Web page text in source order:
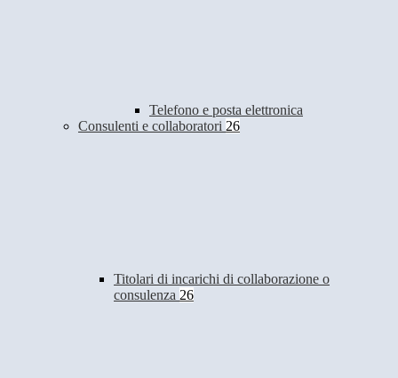
Telefono e posta elettronica
Consulenti e collaboratori 26
Titolari di incarichi di collaborazione o
consulenza 26